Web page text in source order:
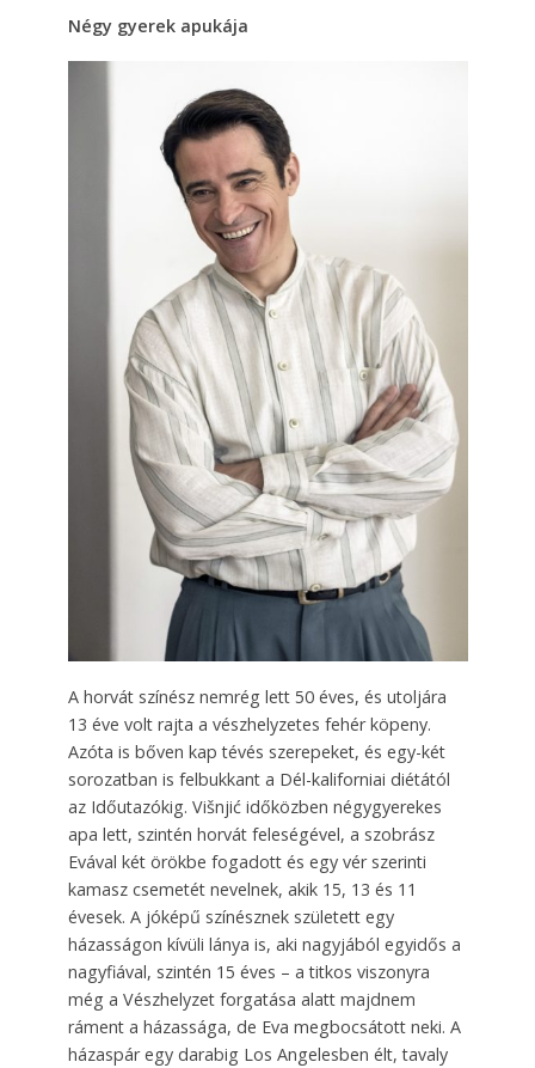
Négy gyerek apukája
A horvát színész nemrég lett 50 éves, és utoljára
13 éve volt rajta a vészhelyzetes fehér köpeny.
Azóta is bőven kap tévés szerepeket, és egy-két
sorozatban is felbukkant a Dél-kaliforniai diétától
az Időutazókig. Višnjić időközben négygyerekes
apa lett, szintén horvát feleségével, a szobrász
Evával két örökbe fogadott és egy vér szerinti
kamasz csemetét nevelnek, akik 15, 13 és 11
évesek. A jóképű színésznek született egy
házasságon kívüli lánya is, aki nagyjából egyidős a
nagyfiával, szintén 15 éves – a titkos viszonyra
még a Vészhelyzet forgatása alatt majdnem
ráment a házassága, de Eva megbocsátott neki. A
házaspár egy darabig Los Angelesben élt, tavaly